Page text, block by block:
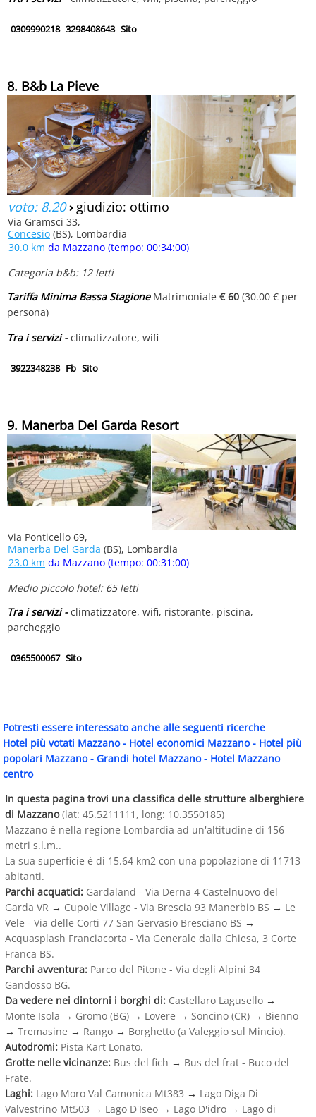
0309990218 3298408643 Sito
8. B&b La Pieve
voto: 8.20› giudizio: ottimo
Via Gramsci 33,
Concesio (BS), Lombardia
30.0 km da Mazzano (tempo: 00:34:00)
Categoria b&b: 12 letti
Tariffa Minima Bassa StagioneMatrimoniale € 60 (30.00 € per
persona)
Tra i servizi -climatizzatore, wifi
3922348238 Fb Sito
9. Manerba Del Garda Resort
Via Ponticello 69,
Manerba Del Garda (BS), Lombardia
23.0 km da Mazzano (tempo: 00:31:00)
Medio piccolo hotel: 65 letti
Tra i servizi -climatizzatore, wifi, ristorante, piscina,
parcheggio
0365500067 Sito
Potresti essere interessato anche alle seguenti ricerche
Hotel più votati Mazzano- Hotel economici Mazzano- Hotel più
popolari Mazzano- Grandi hotel Mazzano- Hotel Mazzano
centro
In questa pagina trovi una classifica delle strutture alberghiere
di Mazzano(lat: 45.5211111, long: 10.3550185)
Mazzano è nella regione Lombardia ad un'altitudine di 156
metri s.l.m..
La sua superficie è di 15.64 km2 con una popolazione di 11713
abitanti.
Parchi acquatici: Gardaland - Via Derna 4 Castelnuovo del
Garda VR → Cupole Village - Via Brescia 93 Manerbio BS → Le
Vele - Via delle Corti 77 San Gervasio Bresciano BS →
Acquasplash Franciacorta - Via Generale dalla Chiesa, 3 Corte
Franca BS.
Parchi avventura: Parco del Pitone - Via degli Alpini 34
Gandosso BG.
Da vedere nei dintorni i borghi di: Castellaro Lagusello →
Monte Isola → Gromo (BG) → Lovere → Soncino (CR) → Bienno
→ Tremasine → Rango → Borghetto (a Valeggio sul Mincio).
Autodromi: Pista Kart Lonato.
Grotte nelle vicinanze: Bus del fich → Bus del frat - Buco del
Frate.
Laghi: Lago Moro Val Camonica Mt383 → Lago Diga Di
Valvestrino Mt503 → Lago D'Iseo → Lago D'idro → Lago di